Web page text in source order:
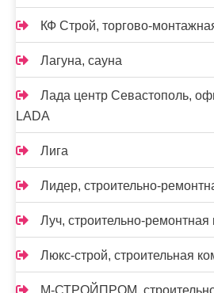
КФ Строй, торгово-
Лагуна, сауна
Лада центр Севастополь,
LADA
Лига
Лидер, строительно-
Луч, строительно-ремонтная
Люкс-строй, строительная
М-СТРОЙПРОМ,